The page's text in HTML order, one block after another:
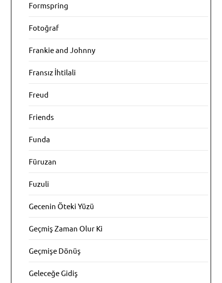
Formspring
Fotoğraf
Frankie and Johnny
Fransız İhtilali
Freud
Friends
Funda
Füruzan
Fuzuli
Gecenin Öteki Yüzü
Geçmiş Zaman Olur Ki
Geçmişe Dönüş
Geleceğe Gidiş